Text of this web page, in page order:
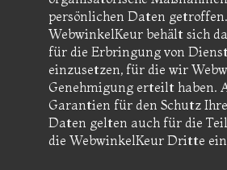
persönlichen Daten getroffen.
WebwinkelKeur behält sich
für die Erbringung von
einzusetzen, für die wir
Genehmigung erteilt haben.
Garantien für den Schutz
Daten gelten auch für die
die WebwinkelKeur Dritte